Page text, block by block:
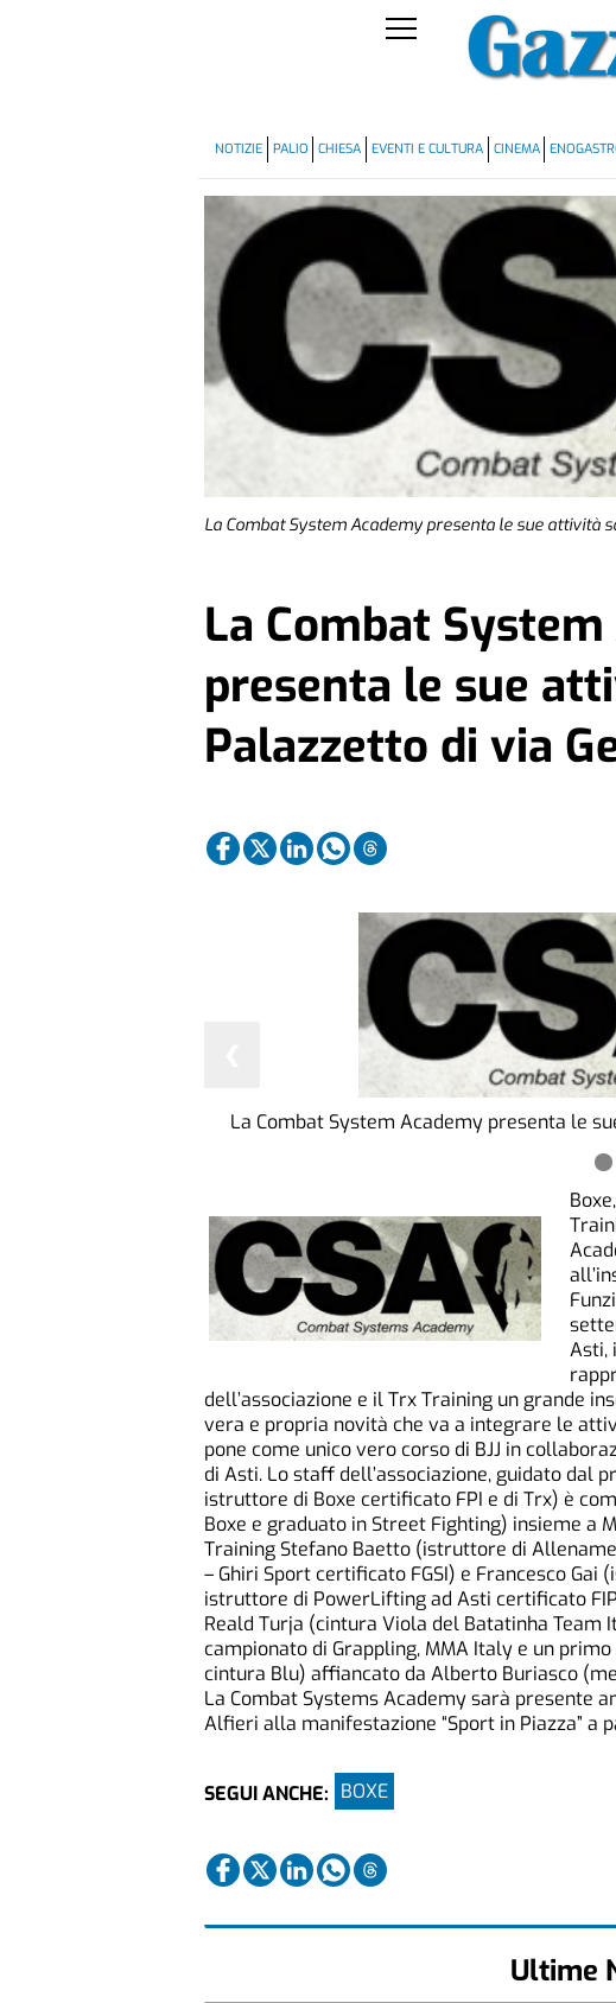
NOTIZIE PALIO CHIESA EVENTI E CULTURA CINEMA
La Combat System Academy presenta le sue attività
La Combat
presenta le sue
Palazzetto di via
La Combat System Academy presenta le
Asti,
dell’associazione e il Trx Training un grande
vera e propria novità che va a integrare le
pone come unico vero corso di BJJ in
di Asti. Lo staff dell’associazione, guidato dal
istruttore di Boxe certificato FPI e di Trx) è
Boxe e graduato in Street Fighting) insieme a
Training Stefano Baetto (istruttore di
– Ghiri Sport certificato FGSI) e Francesco
istruttore di PowerLifting ad Asti certificato
Reald Turja (cintura Viola del Batatinha Team
campionato di Grappling, MMA Italy e un
cintura Blu) affiancato da Alberto Buriasco
La Combat Systems Academy sarà presente
Alfieri alla manifestazione “Sport in Piazza” a
SEGUI ANCHE: BOXE
Ultime